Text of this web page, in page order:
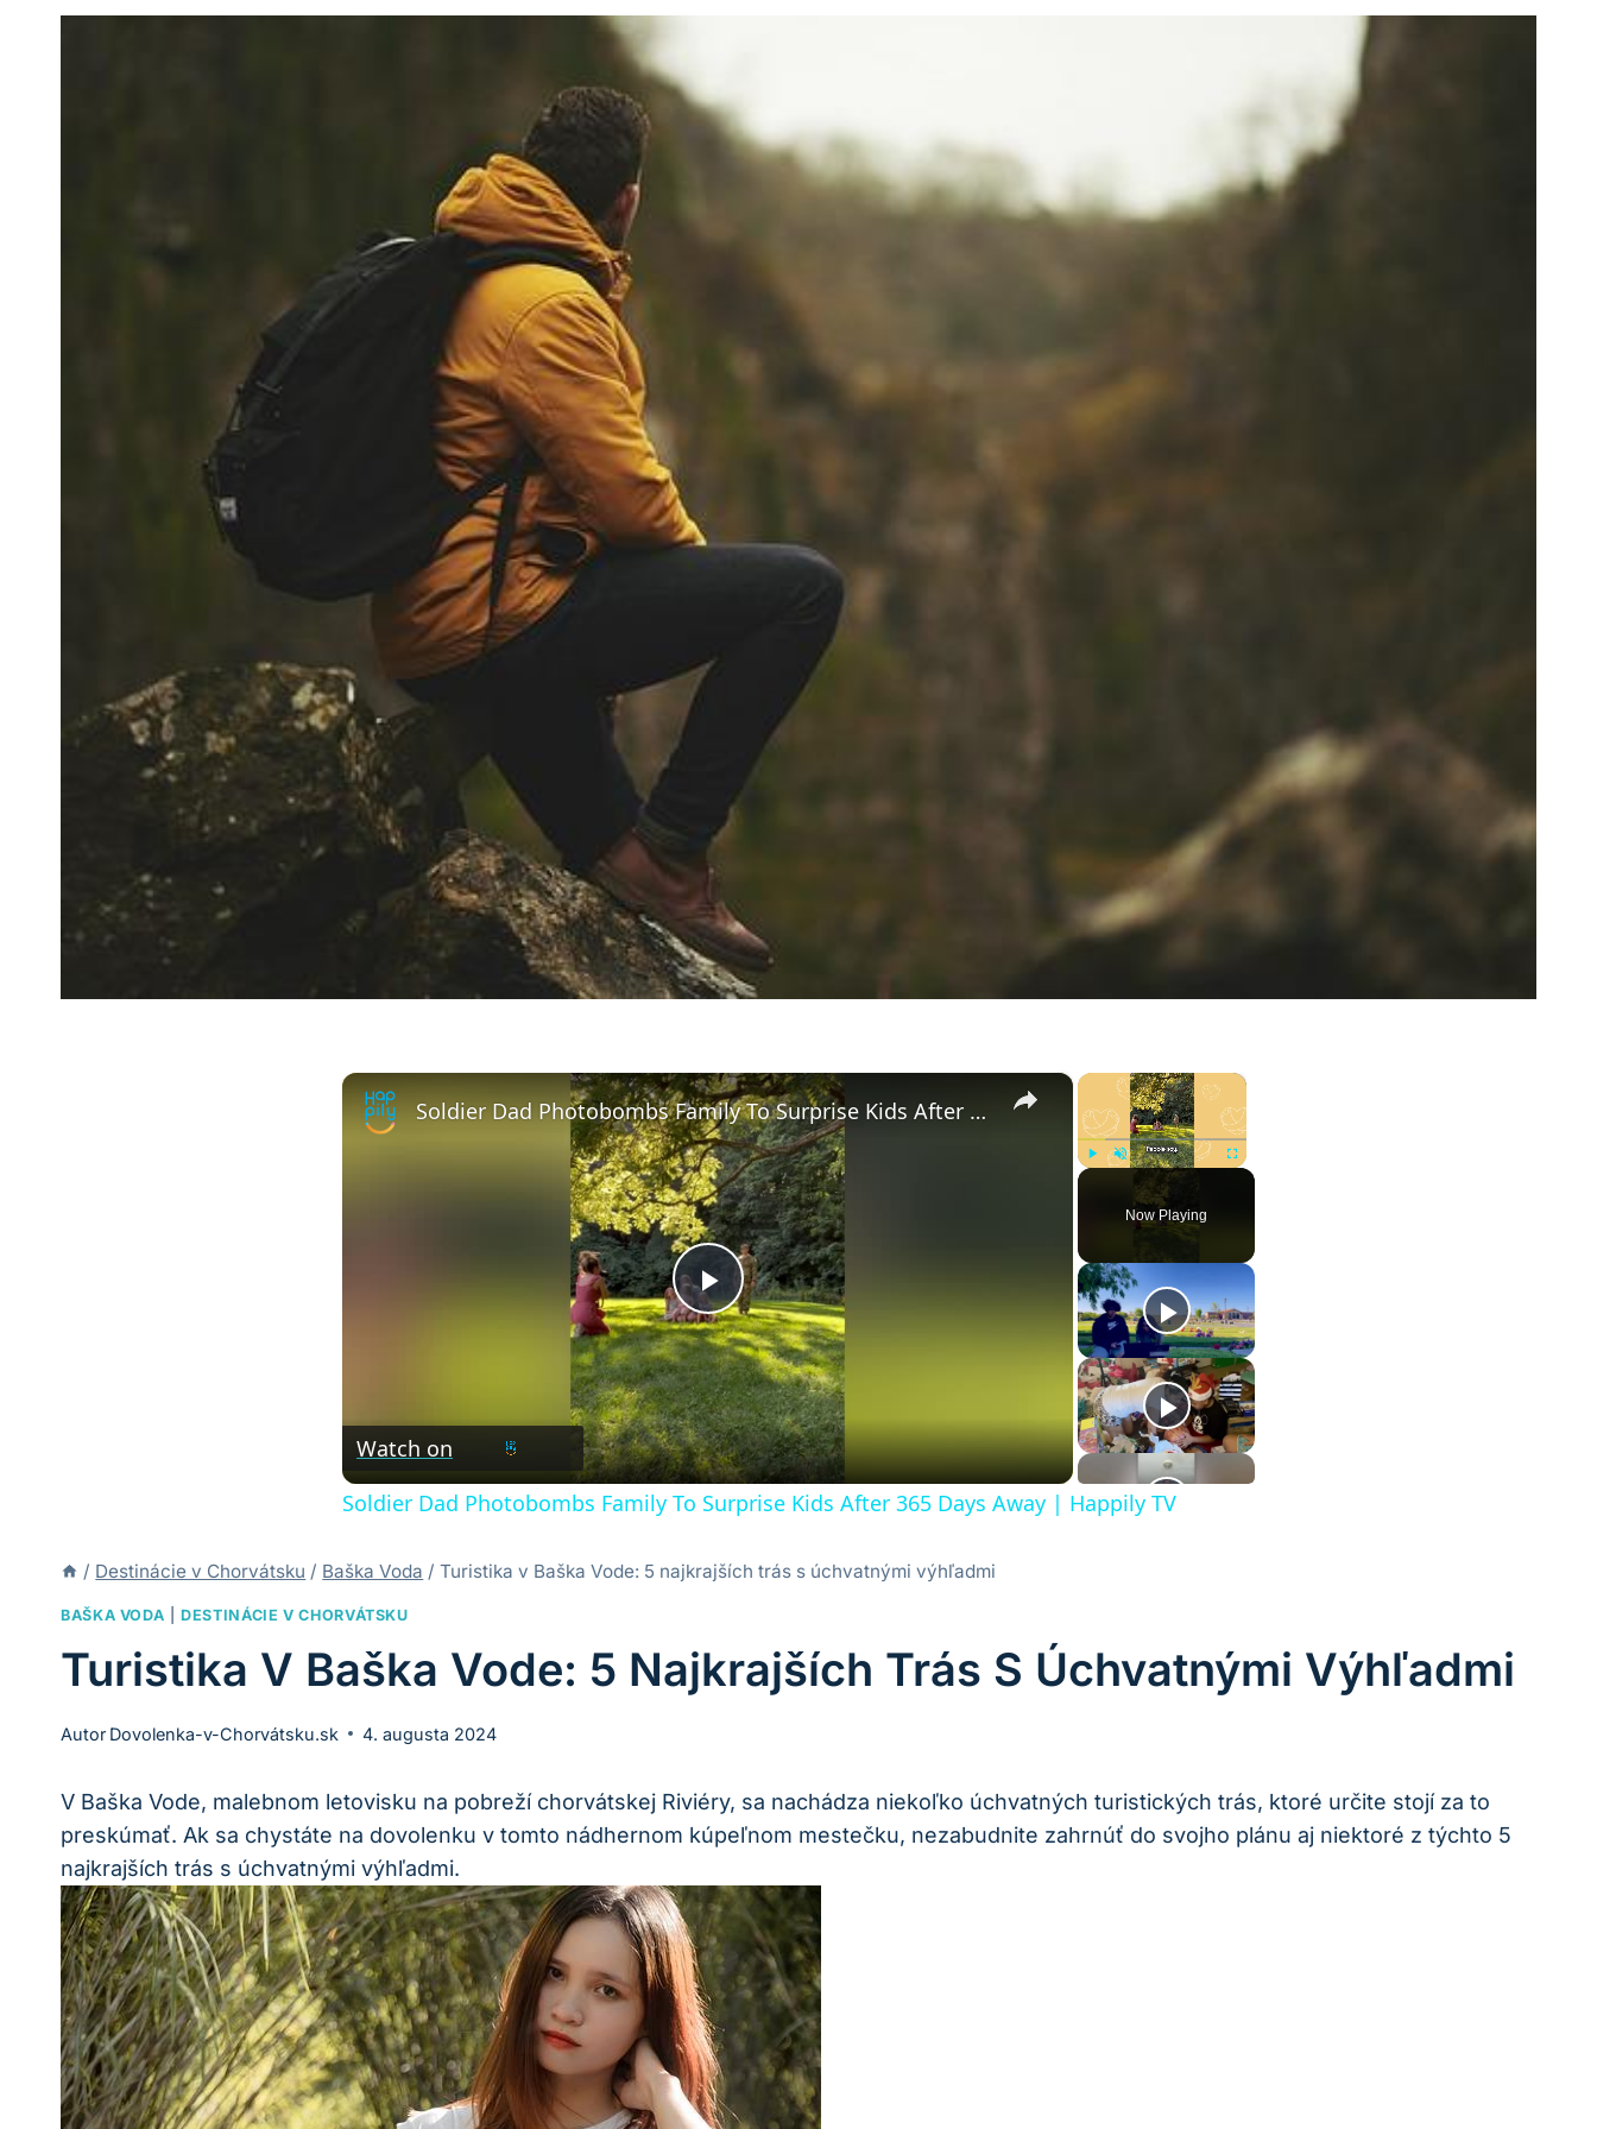
×
Fullscreen
Now Playing
×
Play
Video
Soldier Dad Photobombs Family To Surprise Kids After 365 Days Away | Happily TV
Watch on
Soldier Dad Photobombs Family To Surprise Kids After 365 Days Away | Happily TV
/ Destinácie v Chorvátsku / Baška Voda / Turistika v Baška Vode: 5 najkrajších trás s úchvatnými výhľadmi
BAŠKA VODA |DESTINÁCIE V CHORVÁTSKU
Turistika V Baška Vode: 5 Najkrajších Trás S Úchvatnými Výhľadmi
Autor Dovolenka-v-Chorvátsku.sk 4. augusta 2024
V Baška Vode, malebnom‌ letovisku na pobreží chorvátskej Riviéry, sa nachádza niekoľko úchvatných turistických trás, ktoré určite stojí‌ za to
preskúmať. Ak‌ sa chystáte na dovolenku v tomto​ nádhernom kúpeľnom mestečku, nezabudnite zahrnúť do svojho plánu aj niektoré z⁢ týchto 5
najkrajších trás s úchvatnými‌ výhľadmi.